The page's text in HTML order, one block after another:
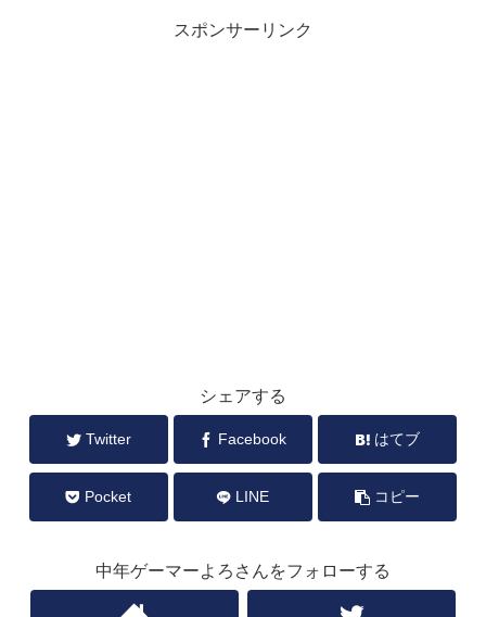
スポンサーリンク
シェアする
Twitter Facebook はてブ
Pocket LINE コピー
中年ゲーマーよろさんをフォローする